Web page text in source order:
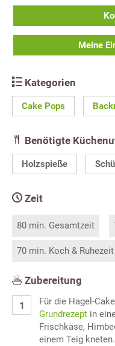
Meine
Kategorien
Cake Pops
Benötigte
Holzspieße
Zeit
80 min. Gesamtzeit
70 min. Koch & Ruhezeit
Zubereitung
Für die Hagel-
Grundrezept in
Frischkäse,
einem Teig